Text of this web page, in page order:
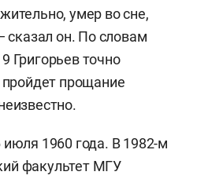
умер во сне,
сказал он. По словам
Григорьев точно
пройдет прощание
июля 1960 года. В 1982-м
факультет МГУ